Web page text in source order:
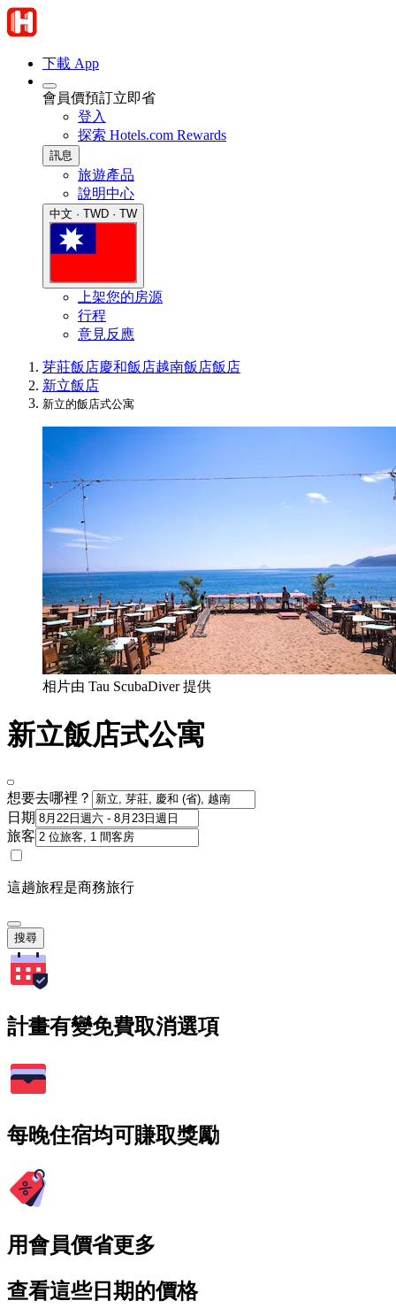
下載 App
會員價預訂立即省
登入
探索 Hotels.com Rewards
訊息
旅遊產品
說明中心
中文 · TWD · TW
上架您的房源
行程
意見反應
芽莊飯店慶和飯店越南飯店飯店
新立飯店
新立的飯店式公寓
相片由 Tau ScubaDiver 提供
新立飯店式公寓
想要去哪裡？
日期
旅客
這趟旅程是商務旅行
搜尋
計畫有變免費取消選項
每晚住宿均可賺取獎勵
用會員價省更多
查看這些日期的價格